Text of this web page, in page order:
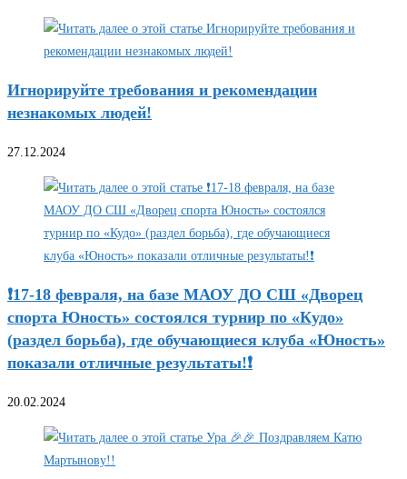
Игнорируйте требования и рекомендации
незнакомых людей!
27.12.2024
❗17-18 февраля, на базе МАОУ ДО СШ «Дворец
спорта Юность» состоялся турнир по «Кудо»
(раздел борьба), где обучающиеся клуба «Юность»
показали отличные результаты!❗
20.02.2024